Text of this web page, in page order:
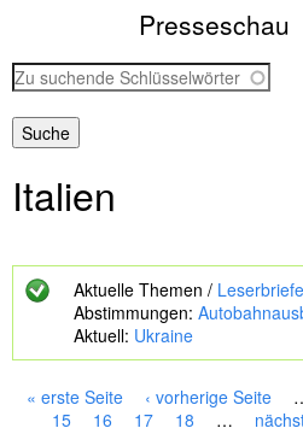
Presseschau
Z
u
s
u
h
eItalien
Aktuelle Themen / Leserbriefe
Abstimmungen:
Aktuell: Ukraine
« erste Seite ‹ vorherige Seite
15
16 17 18 …